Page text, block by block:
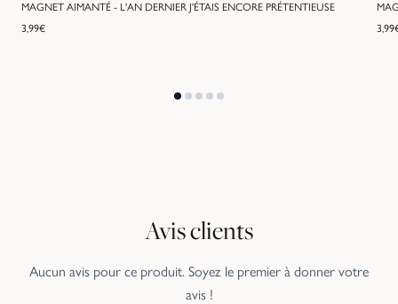
MAGNET AIMANTÉ - L'AN DERNIER J'ÉTAIS ENCORE PRÉTENTIEUSE
3,99€
3,99
Avis clients
Aucun avis pour ce produit. Soyez le premier à donner votre
avis !